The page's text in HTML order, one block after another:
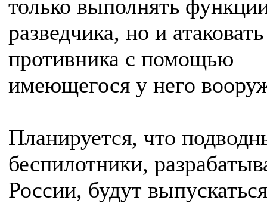
только выполнять
разведчика, но и атаковать
противника с помощью
имеющегося у него
Планируется, что
беспилотники,
России, будут